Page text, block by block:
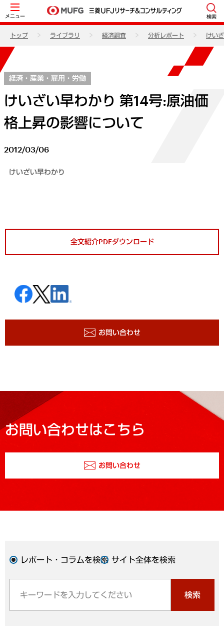
メニュー 検索
トップ ライブラリ 経済調査 分析レポート けい
経済・産業・雇用・労働
けいざい早わかり 第14号:原油価
格上昇の影響について
2012/03/06
けいざい早わかり
全文紹介PDFダウンロード
お問い合わせ
お問い合わせはこちら
お問い合わせ
レポート・コラムを検索 サイト全体を検索
検索